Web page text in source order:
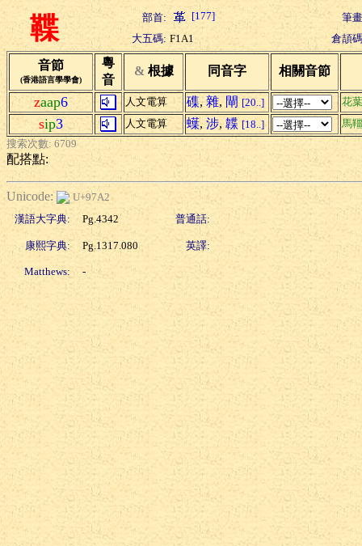
鞢 部首: [177]
筆
大五碼: F1A1 倉頡
音節
(香港語言學學會)
粵
音
& 根據 同音字 相關音節
zaap6 人文電算 磼, 雜, 閘 [20..] 花
sip3 人文電算 蠂, 涉, 韘 [18..]
馬韁
搜索次數: 6709
配搭點:
Unicode:
U+97A2
漢語大字典:
Pg.4342 普通話:
康熙字典: Pg.1317.080 英譯:
Matthews: -